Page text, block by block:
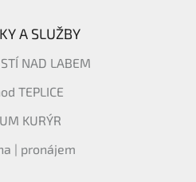
A SLUŽBY
NAD LABEM
TEPLICE
KURÝR
| pronájem